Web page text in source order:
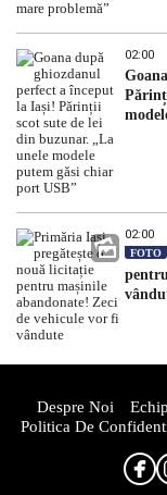
02:00
02:00
FOTO
Despre Noi
Politica De